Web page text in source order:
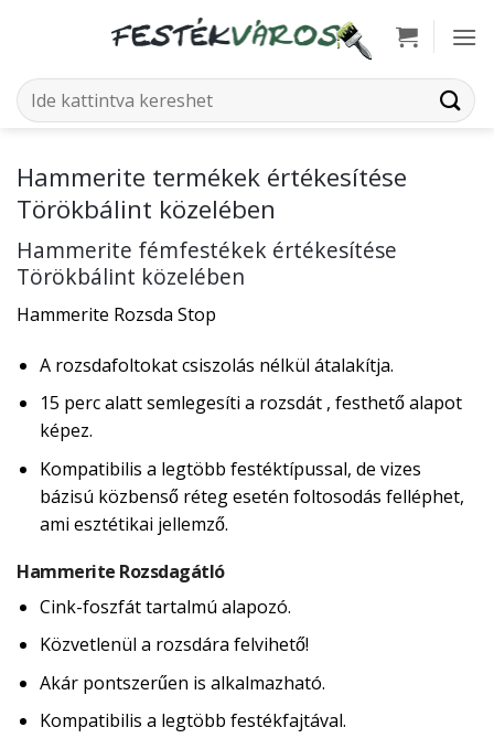
Keresés
a
Hammerite termékek értékesítése
Törökbálint közelében
Hammerite fémfestékek értékesítése
Törökbálint közelében
Hammerite Rozsda Stop
A rozsdafoltokat csiszolás nélkül átalakítja.
15 perc alatt semlegesíti a rozsdát , festhető alapot
képez.
Kompatibilis a legtöbb festéktípussal, de vizes
bázisú közbenső réteg esetén foltosodás felléphet,
ami esztétikai jellemző.
Hammerite Rozsdagátló
Cink-foszfát tartalmú alapozó.
Közvetlenül a rozsdára felvihető!
Akár pontszerűen is alkalmazható.
Kompatibilis a legtöbb festékfajtával.